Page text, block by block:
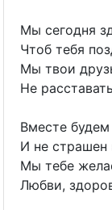
Мы сегодня
Чтоб тебя
Мы твои
Не
Вместе
И не страшен
Мы тебе
Любви,